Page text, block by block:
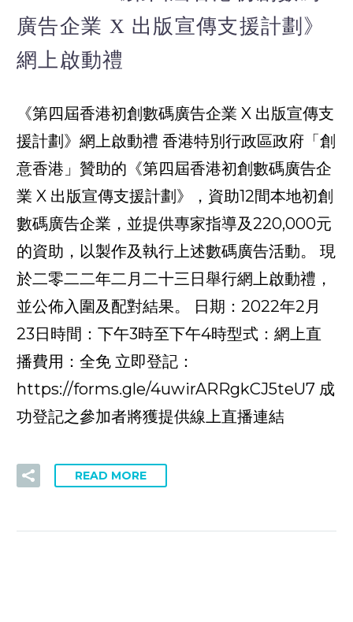
廣告企業 X 出版宣傳支援計劃》
網上啟動禮
《第四屆香港初創數碼廣告企業 X 出版宣傳支
援計劃》網上啟動禮 香港特別行政區政府「創
意香港」贊助的《第四屆香港初創數碼廣告企
業 X 出版宣傳支援計劃》，資助12間本地初創
數碼廣告企業，並提供專家指導及220,000元
的資助，以製作及執行上述數碼廣告活動。 現
於二零二二年二月二十三日舉行網上啟動禮，
並公佈入圍及配對結果。 日期：2022年2月
23日時間：下午3時至下午4時型式：網上直
播費用：全免 立即登記：
https://forms.gle/4uwirARRgkCJ5teU7 成
功登記之參加者將獲提供線上直播連結
READ MORE